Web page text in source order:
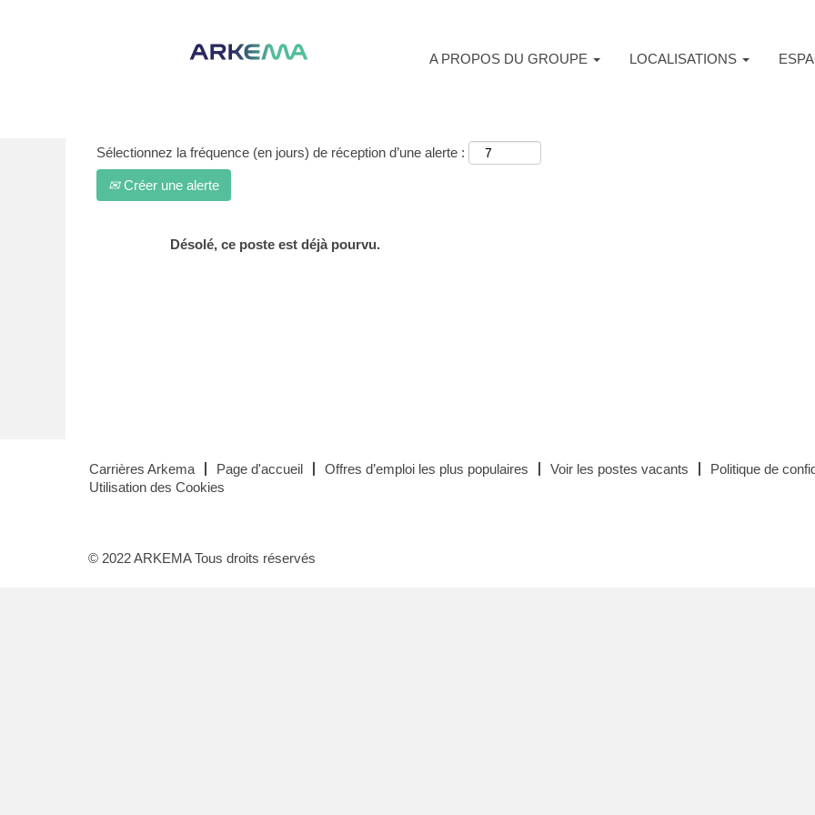
A PROPOS DU GROUPE LOCALISATIONS
Sélectionnez la fréquence (en jours) de réception d’une alerte :
Créer une alerte
Désolé, ce poste est déjà pourvu.
Carrières Arkema Page d'accueil Offres d’emploi les plus populaires Voir les postes vacants
Politique de
Utilisation des Cookies
© 2022 ARKEMA Tous droits réservés